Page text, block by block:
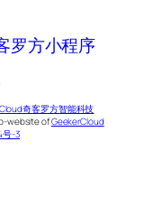
奇客罗方智能科技
website ofGeekerCloud
号-3